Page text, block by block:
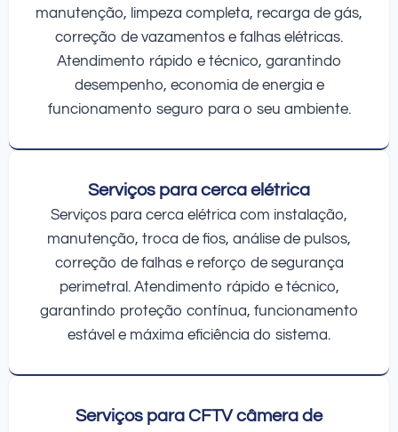
manutenção, limpeza completa, recarga de gás,
correção de vazamentos e falhas elétricas.
Atendimento rápido e técnico, garantindo
desempenho, economia de energia e
funcionamento seguro para o seu ambiente.
Serviços para cerca elétrica
Serviços para cerca elétrica com instalação,
manutenção, troca de fios, análise de pulsos,
correção de falhas e reforço de segurança
perimetral. Atendimento rápido e técnico,
garantindo proteção contínua, funcionamento
estável e máxima eficiência do sistema.
Serviços para CFTV câmera de